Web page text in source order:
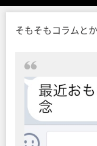
そもそもコラムと